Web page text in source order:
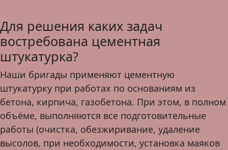
Для решения каких задач
востребована цементная
штукатурка?
Наши бригады применяют цементную
штукатурку при работах по основаниям из
бетона, кирпича, газобетона. При этом, в полном
объёме, выполняются все подготовительные
работы (очистка, обезжиривание, удаление
высолов, при необходимости, установка маяков